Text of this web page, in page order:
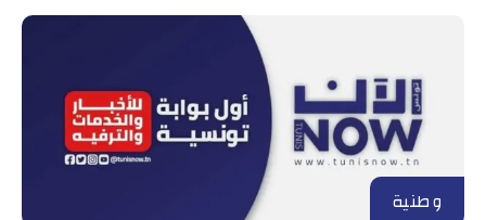
وطنية